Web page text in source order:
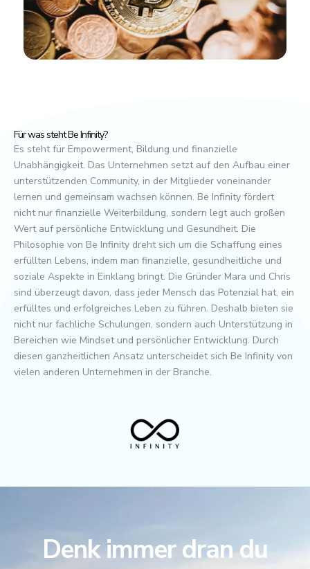
Für was steht Be Infinity?
Es steht für Empowerment, Bildung und finanzielle
Unabhängigkeit. Das Unternehmen setzt auf den Aufbau einer
unterstützenden Community, in der Mitglieder voneinander
lernen und gemeinsam wachsen können. Be Infinity fördert
nicht nur finanzielle Weiterbildung, sondern legt auch großen
Wert auf persönliche Entwicklung und Gesundheit. Die
Philosophie von Be Infinity dreht sich um die Schaffung eines
erfüllten Lebens, indem man finanzielle, gesundheitliche und
soziale Aspekte in Einklang bringt. Die Gründer Mara und Chris
sind überzeugt davon, dass jeder Mensch das Potenzial hat, ein
erfülltes und erfolgreiches Leben zu führen. Deshalb bieten sie
nicht nur fachliche Schulungen, sondern auch Unterstützung in
Bereichen wie Mindset und persönlicher Entwicklung. Durch
diesen ganzheitlichen Ansatz unterscheidet sich Be Infinity von
vielen anderen Unternehmen in der Branche.
Denk immer dran du